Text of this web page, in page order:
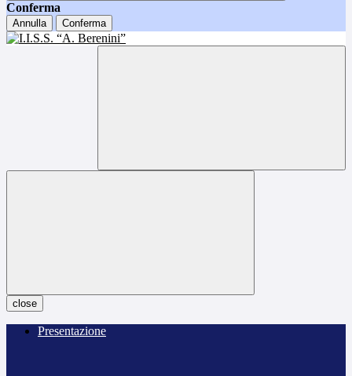
Conferma
Annulla Conferma
close
Presentazione